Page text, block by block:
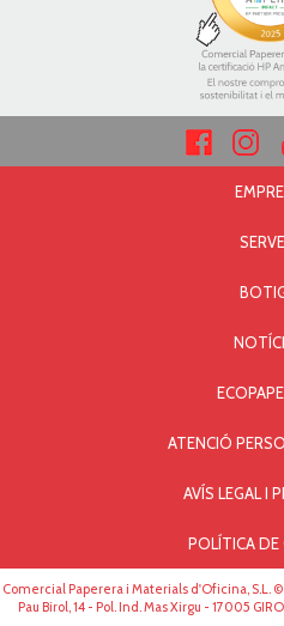
ATENCIÓ
AVÍS LEGAL I
POLÍTICA DE
Comercial Paperera i Materials d'Oficina, S.L.
Pau Birol, 14 - Pol. Ind. Mas Xirgu - 17005